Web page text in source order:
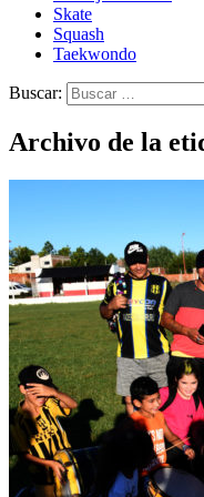
Skate
Squash
Taekwondo
Buscar:
Archivo de la